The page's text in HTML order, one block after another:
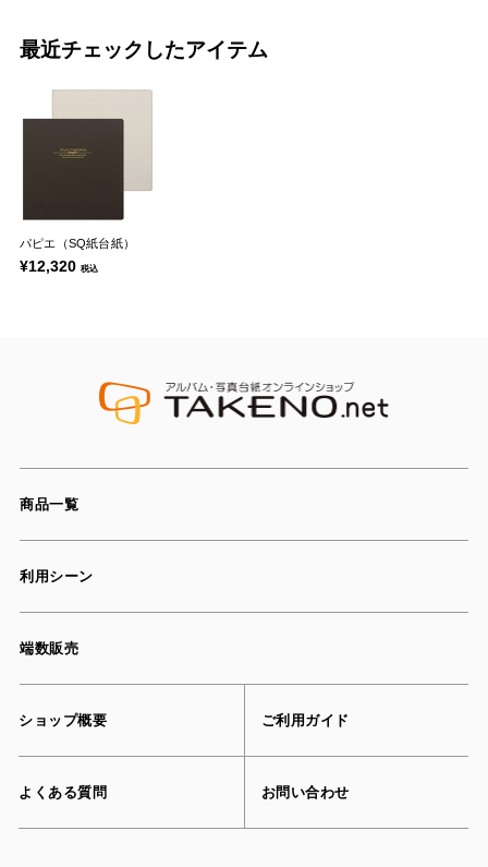
最近チェックしたアイテム
パピエ（SQ紙台紙）
¥12,320 税込
商品一覧
利用シーン
端数販売
ショップ概要 ご利用ガイド
よくある質問 お問い合わせ